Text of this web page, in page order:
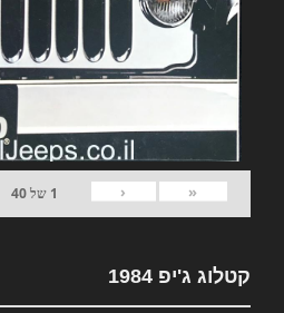
«
‹
1 של40
קטלוג ג'יפ 1984